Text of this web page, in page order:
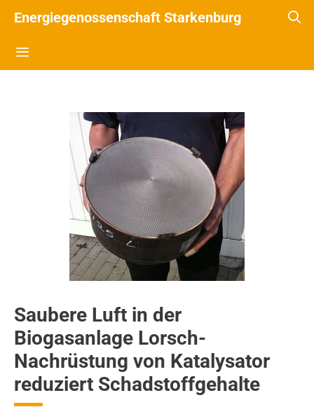
Energiegenossenschaft Starkenburg
Saubere Luft in der
Biogasanlage Lorsch-
Nachrüstung von Katalysator
reduziert Schadstoffgehalte